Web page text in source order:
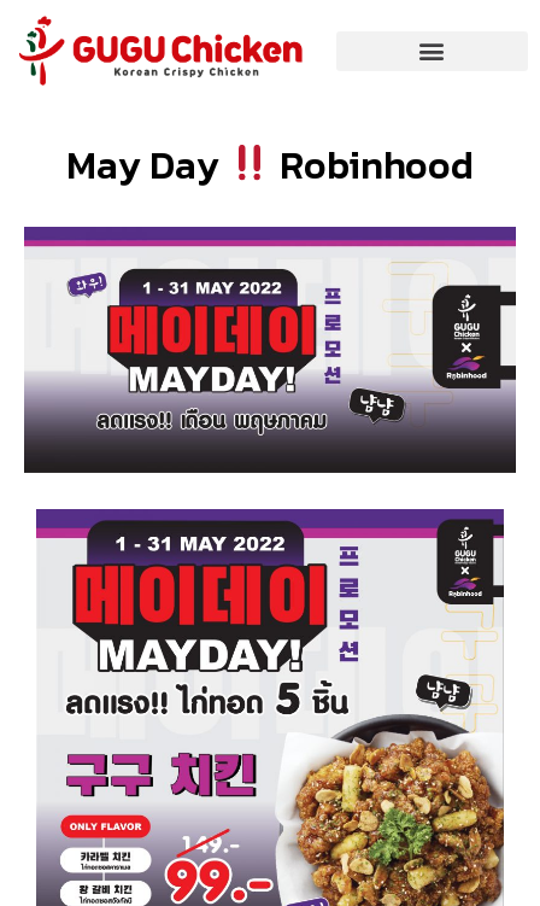
May Day Robinhood